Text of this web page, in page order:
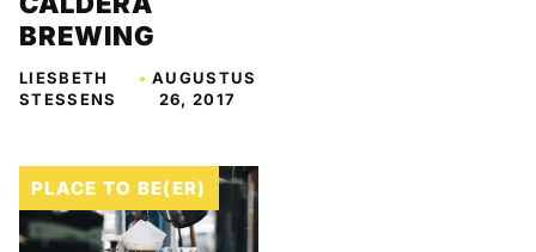
BREWING
LIESBETH
STESSENS
•AUGUSTUS
26, 2017
PLACE TO BE(ER)